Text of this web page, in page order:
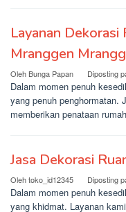
Layanan Dekorasi
Mranggen
Oleh Bunga Papan Diposting
Dalam momen penuh
yang penuh penghormatan.
memberikan penataan
Jasa Dekorasi
Olehtoko_id12345 Diposting
Dalam momen penuh
yang khidmat. Layanan